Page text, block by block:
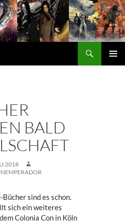
BALD
2018
sind es schon.
sich ein weiteres
Colonia Con in Köln